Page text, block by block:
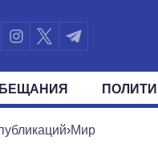
ПОЛИТИКИ ПРЕЗИДЕНТ И
›Мир